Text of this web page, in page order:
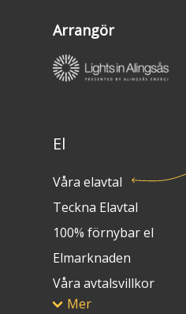
Arrangör
El
Våra elavtal
Teckna Elavtal
100% förnybar el
Elmarknaden
Våra avtalsvillkor
Mer